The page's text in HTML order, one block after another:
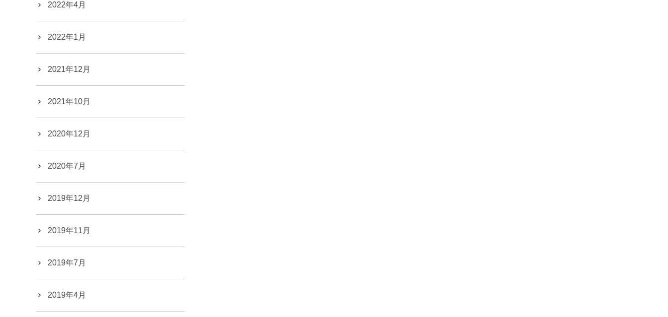
2022年4月
2022年1月
2021年12月
2021年10月
2020年12月
2020年7月
2019年12月
2019年11月
2019年7月
2019年4月